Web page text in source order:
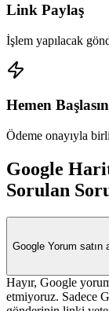
Link Paylaş
İşlem yapılacak
Hemen Başlasın
Ödeme onayıyla
Google
Sorulan
Google Yorum satın
Hayır, Google
etmiyoruz. Sadece